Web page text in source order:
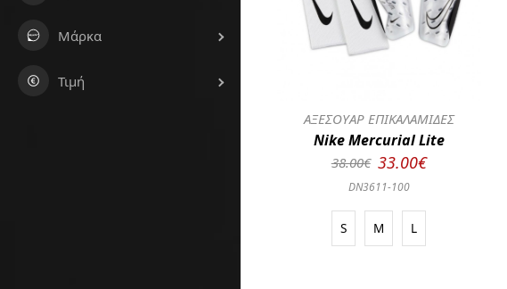
Μάρκα
Τιμή
ΑΞΕΣΟΥΑΡ ΕΠΙΚΑΛΑΜΙΔΕΣ
Nike Mercurial Lite
38.00€ 33.00€
DN3611-100
S M L